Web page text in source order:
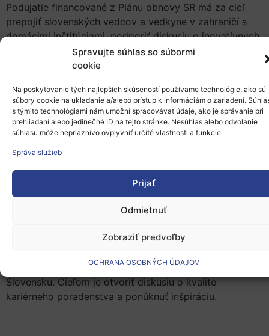
Spravujte súhlas so súbormi
cookie
Na poskytovanie tých najlepších skúseností používame technológie, ako sú
súbory cookie na ukladanie a/alebo prístup k informáciám o zariadení.
s týmito technológiami nám umožní spracovávať údaje, ako je správanie pri
prehliadaní alebo jedinečné ID na tejto stránke. Nesúhlas alebo odvolanie
súhlasu môže nepriaznivo ovplyvniť určité vlastnosti a funkcie.
Správa služieb
Prijať
Odmietnuť
Zobraziť predvoľby
OCHRANA OSOBNÝCH ÚDAJOV
Podujatie financované z Plánu obnovy SR má za cieľ
prepojiť slovenských vedcov a vedkyne v zahraničí s
domácimi inštitúciami, podporiť diskusiu o inovatívnych
vedeckých konceptoch a prispieť k rozvoju Slovenska.
Jednou z kľúčových aktivít projektu je organizovanie
odborných diskusií a podujatí, ktoré vytvoria priestor na
výmenu aktuálnych odborných poznatkov medzi
komunitami zo zahraničia a Slovenska.
O úspechu, návratoch a o tom, ako si udržať
globálnu perspektívu.
Porovnanie kariérneho poradenstva a príležitostí
Slovákov, ktorí našli uplatnenie vo svete aj na
Slovensku. Cieľom je otvoriť diskusiu o kvalite
kariérneho poradenstva a ponúknuť inšpiráciu.